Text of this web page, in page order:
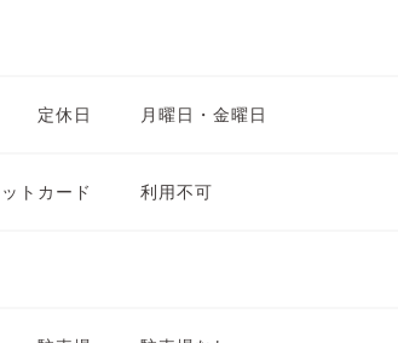
定休日 月曜日・金曜日
トカード 利用不可